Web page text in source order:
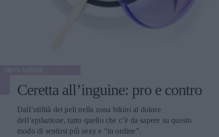
Ceretta all’inguine: pro e contro
Dall’utilità dei peli nella zona bikini al dolore
dell’epilazione, tutto quello che c’è da sapere su questo
modo di sentirsi più sexy e “in ordine”.